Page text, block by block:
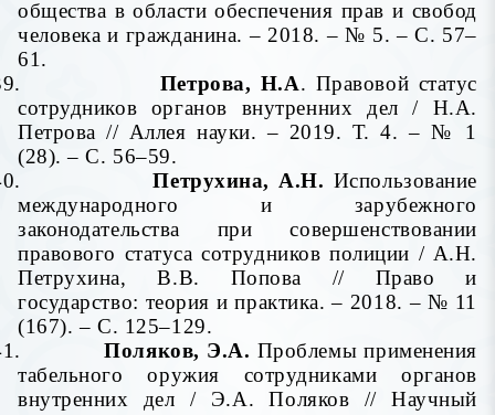
общества в области обеспечения прав и свобод
человека и гражданина. – 2018. – № 5. – С. 57–
61.
Петрова, Н.А. Правовой статус
сотрудников органов внутренних дел / Н.А.
Петрова // Аллея науки. – 2019. Т. 4. – № 1
(28). – С. 56–59.
Петрухина, А.Н. Использование
международного и зарубежного
законодательства при совершенствовании
правового статуса сотрудников полиции / А.Н.
Петрухина, В.В. Попова // Право и
государство: теория и практика. – 2018. – № 11
(167). – С. 125–129.
Поляков, Э.А. Проблемы применения
табельного оружия сотрудниками органов
внутренних дел
/ Э.А. Поляков // Научный